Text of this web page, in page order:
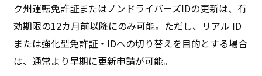
ク州運転免許証またはノンドライバーズIDの更新は、有
効期限の12カ月前以降にのみ可能。ただし、リアル ID
または強化型免許証・IDへの切り替えを目的とする場合
は、通常より早期に更新申請が可能。